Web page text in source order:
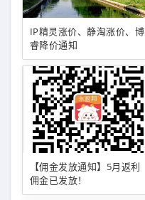
IP精灵涨价、静淘涨价、博
睿降价通知
【佣金发放通知】5月返利
佣金已发放！